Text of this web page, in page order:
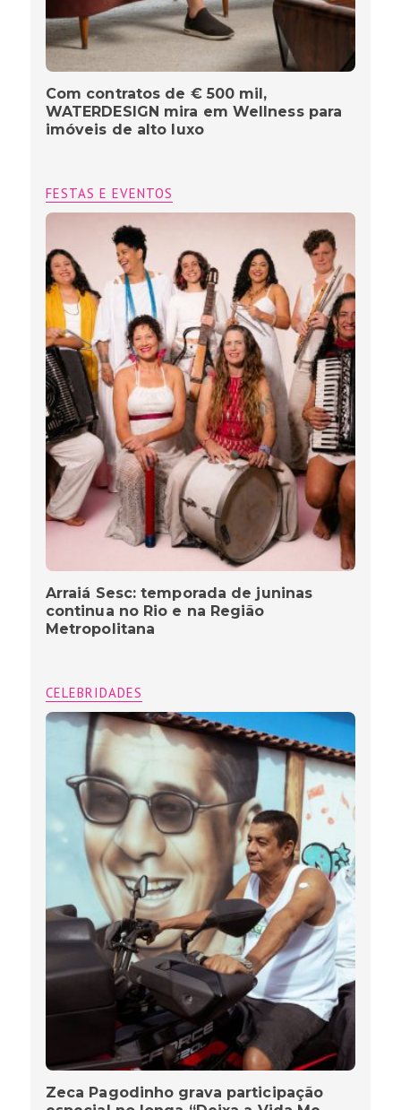
Com contratos de € 500 mil,
WATERDESIGN mira em Wellness para
imóveis de alto luxo
FESTAS E EVENTOS
Arraiá Sesc: temporada de juninas
continua no Rio e na Região
Metropolitana
CELEBRIDADES
Zeca Pagodinho grava participação